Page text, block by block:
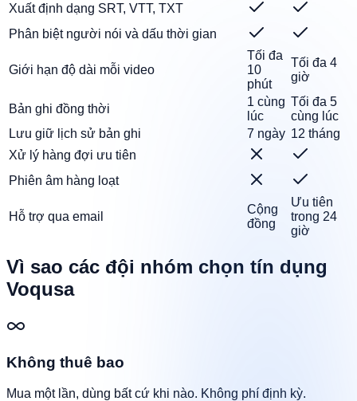
Xuất định dạng SRT, VTT, TXT
Phân biệt người nói và dấu thời gian
Giới hạn độ dài mỗi video
Tối đa
10
phút
Tối đa 4
giờ
Bản ghi đồng thời
1 cùng
lúc
Tối đa 5
cùng lúc
Lưu giữ lịch sử bản ghi
7 ngày 12 tháng
Xử lý hàng đợi ưu tiên
Phiên âm hàng loạt
Hỗ trợ qua email
Cộng
đồng
Ưu tiên
trong 24
giờ
Vì sao các đội nhóm chọn tín dụng
Voqusa
Không thuê bao
Mua một lần, dùng bất cứ khi nào. Không phí định kỳ.